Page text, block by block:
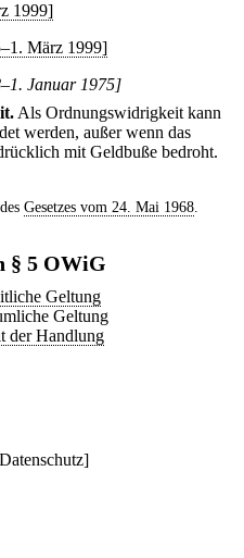
1999]
März 1999]
Januar 1975]
Als Ordnungswidrigkeit kann
werden, außer wenn das
mit Geldbuße bedroht.
Gesetzes vom 24. Mai 1968.
§ 5 OWiG
Geltung
Geltung
der Handlung
]